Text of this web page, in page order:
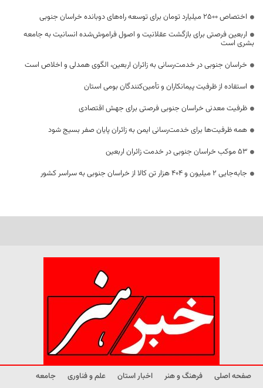
اختصاص 2500 میلیارد تومان برای توسعه راه‌های دوبانده خراسان جنوبی
اربعین فرصتی برای بازگشت عقلانیت و اصول فراموش‌شده انسانیت به جامعه
بشری است
خراسان جنوبی در خدمت‌رسانی به زائران اربعین، الگوی همدلی و اخلاص است
استفاده از ظرفیت پیمانکاران و تأمین‌کنندگان بومی استان
ظرفیت معدنی خراسان جنوبی فرصتی برای جهش اقتصادی
همه ظرفیت‌ها برای خدمت‌رسانی ایمن به زائران پایان صفر بسیج شود
53 موکب خراسان جنوبی در خدمت زائران اربعین
جابه‌جایی 2 میلیون و 404 هزار تن کالا از خراسان جنوبی به سراسر کشور
صفحه اصلی فرهنگ و هنر اخبار استان علم و فناوری
جامعه